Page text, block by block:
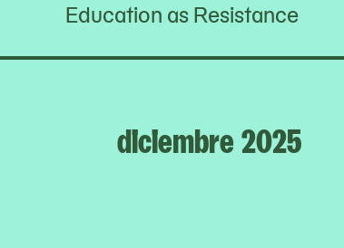
Education as Resistance
diciembre 2025